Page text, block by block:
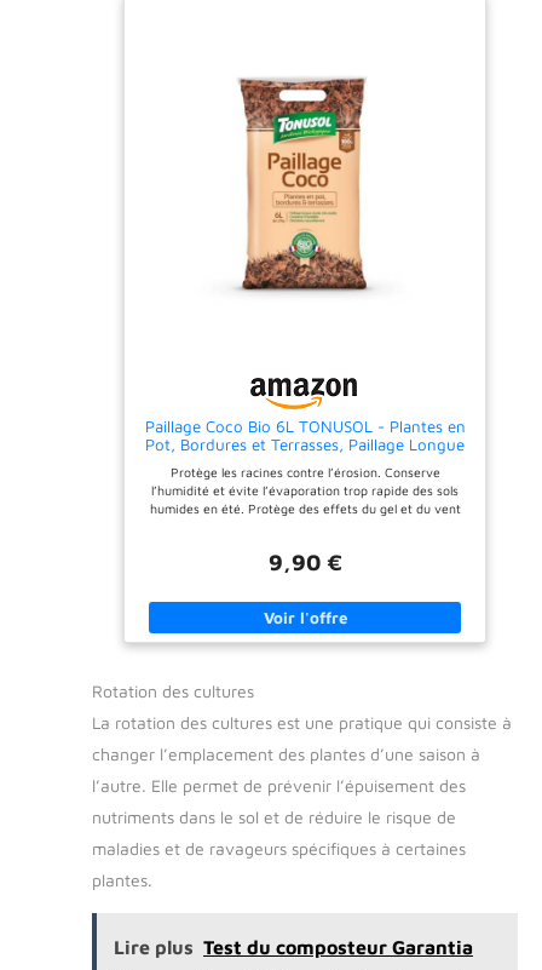
progressivement de la
matière organique
indispensables à la vie du
sol et des plantes N'acidifie
pas les sols grace a son PH
neutre et par sa couche
tassement de la terre lors
conditionné en France,
conforme à la norme NF U
44-551, belle couleur clair
Polyvalence d’Usage:
Idéale pour le paillage, le
rembourrage, le bricolage,
créatives. Avantages pour
prévention des mauvaises
herbes, et la protection
contre les intempéries.
plantations. Sac 15 kg
Couvre environ 3 m² à 5 cm
d’épaisseur. pH neutre 7,6
mS/cm. Facile à Utiliser: Sa
légèreté et sa facilité de
manipulation rendent la
Esthétique et durable (12 à
recommandée : - Massifs,
espaces verts. Support de
Écologique & biodégradable
– 85% de matière sèche,
96% de matière organique,
enrichissant les sols,
et bricoleurs soucieux de
l'environnement. Beaucoup
de concurrents vendent
l'ordre de quelques kilos
Paillage Coco Bio 6L TONUSOL - Plantes en
Pot, Bordures et Terrasses, Paillage Longue
Conserve l'humidité, Utilisable en
Agriculture Biologique
Protège les racines contre l’érosion. Conserve
l’humidité et évite l’évaporation trop rapide des sols
humides en été. Protège des effets du gel et du vent
Apporte de la matière organique et nourrit dans la
9,90 €
Rotation des cultures
La rotation des cultures est une pratique qui consiste à
changer l’emplacement des plantes d’une saison à
l’autre. Elle permet de prévenir l’épuisement des
nutriments dans le sol et de réduire le risque de
maladies et de ravageurs spécifiques à certaines
plantes.
Lire plus Test du composteur Garantia